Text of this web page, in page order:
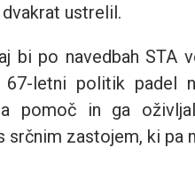
ustrelil.
bi po navedbah STA
67-letni politik padel
pomoč in ga
srčnim zastojem, ki pa